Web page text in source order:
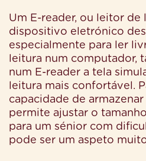
Um E-reader, ou leitor de
dispositivo eletrónico
especialmente para ler
leitura num computador,
num E-reader a tela
leitura mais confortável.
capacidade de
permite ajustar o
para um sénior com
pode ser um aspeto